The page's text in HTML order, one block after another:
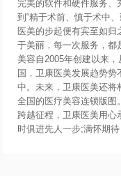
完美的软件和硬件服务、
到“精于术前、慎于术中
医美的步起便有宾至如
于美丽，每一次服务，都
美容自2005年创建以来
国，卫康医美发展趋势
中。未来，卫康医美还将
全国的医疗美容连锁版图
跨越征程，卫康医美用心
时俱进先人一步;满怀期